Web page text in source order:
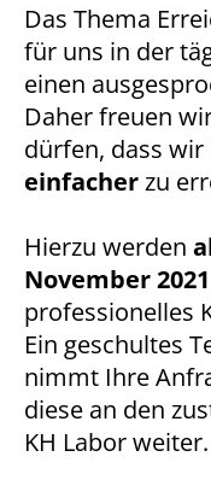
Das Thema
für uns in der
einen
Daher freuen
dürfen, dass
einfacherzu
Hierzu werden
November 2021
professionelles
Ein geschultes
nimmt Ihre
diese an den
KH Labor weiter.
Matomo
Name:
_pk_*.*
Anbieter:
Matomo
Cookie von
statistische
Website nutzt.
Cookie Laufzeit:
13 Monate